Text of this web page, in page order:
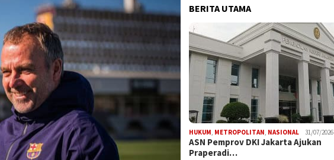
BERITA UTAMA
HUKUM METROPOLITAN NASIONAL 31/07/2026
ASN Pemprov DKI Jakarta Ajukan
Praperadi…